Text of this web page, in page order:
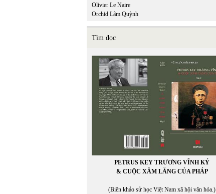
Olivier Le Naire
Orchid Lâm Quỳnh
Tìm đọc
PETRUS KEY TRƯƠNG VĨNH KÝ
& CUỘC XÂM LĂNG CỦA PHÁP
(Biên khảo sử học Việt Nam xã hội văn hóa.)